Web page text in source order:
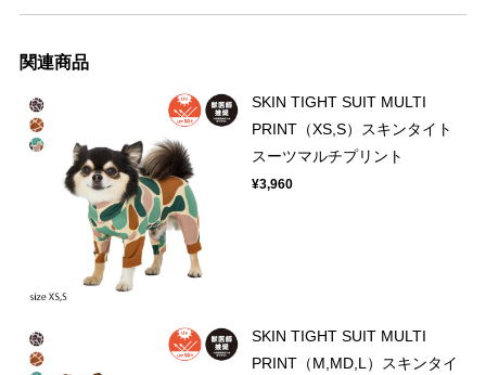
関連商品
SKIN TIGHT SUIT MULTI
PRINT（XS,S）スキンタイト
スーツマルチプリント
¥3,960
SKIN TIGHT SUIT MULTI
PRINT（M,MD,L）スキンタイ